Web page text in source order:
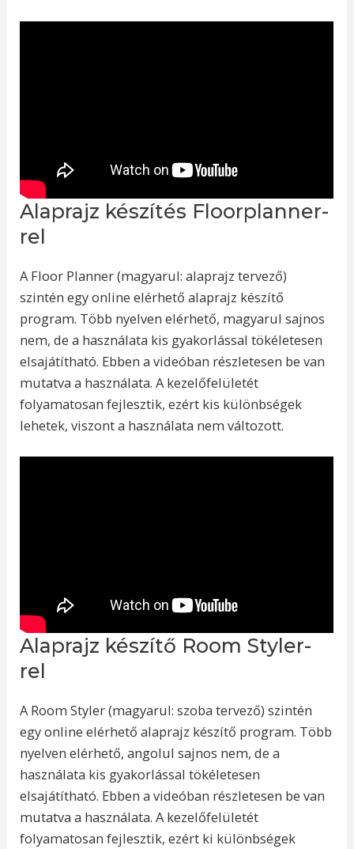
Alaprajz készítés Floorplanner-
rel
A Floor Planner (magyarul: alaprajz tervező)
szintén egy online elérhető alaprajz készítő
program. Több nyelven elérhető, magyarul sajnos
nem, de a használata kis gyakorlással tökéletesen
elsajátítható. Ebben a videóban részletesen be van
mutatva a használata. A kezelőfelületét
folyamatosan fejlesztik, ezért kis különbségek
lehetek, viszont a használata nem változott.
Alaprajz készítő Room Styler-
rel
A Room Styler (magyarul: szoba tervező) szintén
egy online elérhető alaprajz készítő program. Több
nyelven elérhető, angolul sajnos nem, de a
használata kis gyakorlással tökéletesen
elsajátítható. Ebben a videóban részletesen be van
mutatva a használata. A kezelőfelületét
folyamatosan fejlesztik, ezért ki különbségek